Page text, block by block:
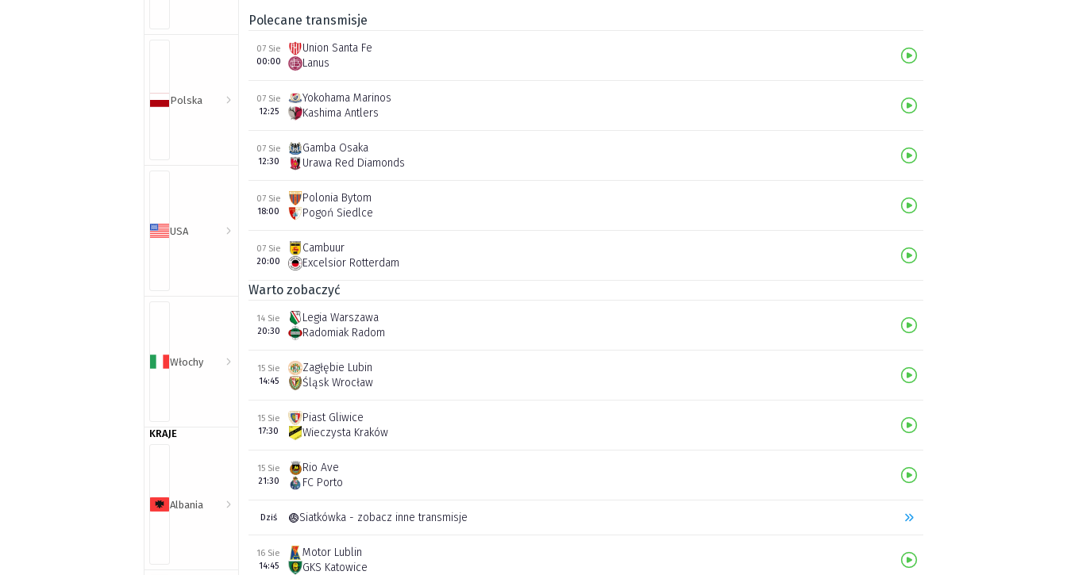
Polska
USA
Włochy
KRAJE
Albania
Polecane transmisje
07 Sie
00:00
Union Santa Fe
Lanus
07 Sie
12:25
Yokohama Marinos
Kashima Antlers
07 Sie
12:30
Gamba Osaka
Urawa Red Diamonds
07 Sie
18:00
Polonia Bytom
Pogoń Siedlce
07 Sie
20:00
Cambuur
Excelsior Rotterdam
Warto zobaczyć
14 Sie
20:30
Legia Warszawa
Radomiak Radom
15 Sie
14:45
Zagłębie Lubin
Śląsk Wrocław
15 Sie
17:30
Piast Gliwice
Wieczysta Kraków
15 Sie
21:30
Rio Ave
FC Porto
Dziś Siatkówka - zobacz inne transmisje
16 Sie
14:45
Motor Lublin
GKS Katowice